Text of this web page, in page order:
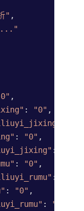
" ,
,
: "0" ,
: "0" ,
:
: "0" ,
:
: "0" ,
:
"0"